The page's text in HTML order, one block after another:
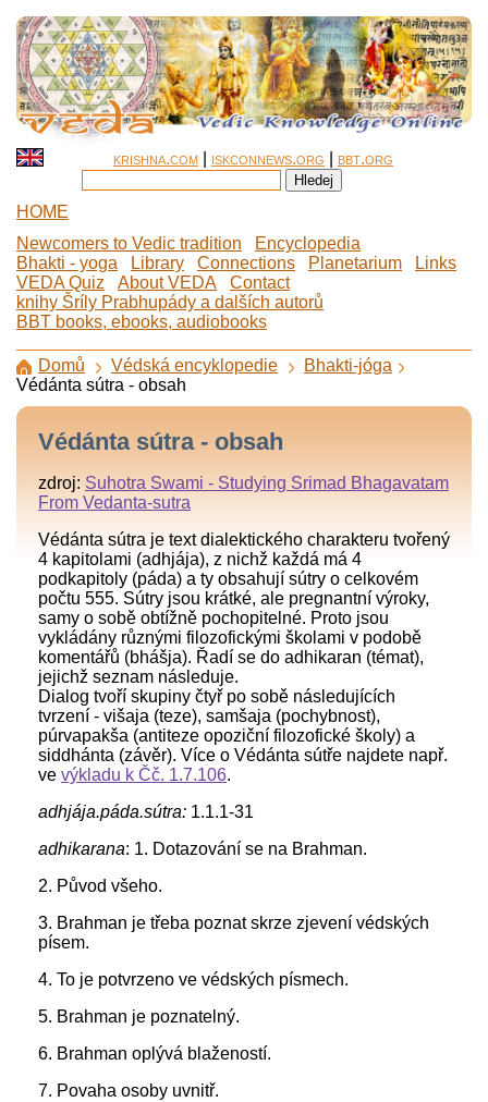
krishna.com iskconnews.org bbt.org
HOME
Newcomers to Vedic tradition
Encyclopedia
Bhakti - yoga
Library Connections Planetarium
Links
VEDA Quiz
About VEDA
Contact
knihy Šríly Prabhupády a dalších autorů
BBT books, ebooks, audiobooks
Domů Védská encyklopedie
Bhakti-jóga
Védánta sútra - obsah
Védánta sútra - obsah
zdroj: Suhotra Swami - Studying Srimad Bhagavatam
From Vedanta-sutra
Védánta sútra je text dialektického charakteru tvořený
4 kapitolami (adhjája), z nichž každá má 4
podkapitoly (páda) a ty obsahují sútry o celkovém
počtu 555. Sútry jsou krátké, ale pregnantní výroky,
samy o sobě obtížně pochopitelné. Proto jsou
vykládány různými filozofickými školami v podobě
komentářů (bhášja). Řadí se do adhikaran (témat),
jejichž seznam následuje.
Dialog tvoří skupiny čtyř po sobě následujících
tvrzení - višaja (teze), samšaja (pochybnost),
púrvapakša (antiteze opoziční filozofické školy) a
siddhánta (závěr). Více o Védánta sútře najdete např.
ve výkladu k Čč. 1.7.106.
adhjája.páda.sútra: 1.1.1-31
adhikarana: 1. Dotazování se na Brahman.
2. Původ všeho.
3. Brahman je třeba poznat skrze zjevení védských
písem.
4. To je potvrzeno ve védských písmech.
5. Brahman je poznatelný.
6. Brahman oplývá blažeností.
7. Povaha osoby uvnitř.